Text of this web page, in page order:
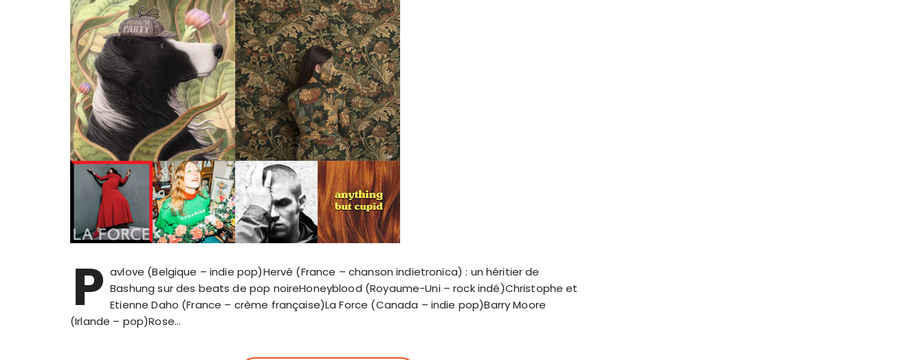
P avlove (Belgique – indie pop)Hervé (France – chanson indietronica) : un héritier de
Bashung sur des beats de pop noireHoneyblood (Royaume-Uni – rock indé)Christophe et
Etienne Daho (France – crème française)La Force (Canada – indie pop)Barry Moore
(Irlande – pop)Rose…